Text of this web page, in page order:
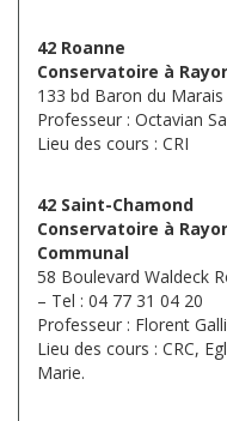
42 Roanne
Conservatoire à
133 bd Baron du
Professeur : Octavian
Lieu des cours : CRI
42 Saint-Chamond
Conservatoire à
Communal
58 Boulevard Waldeck
– Tel : 04 77 31 04 20
Professeur : Florent
Lieu des cours : CRC,
Marie.